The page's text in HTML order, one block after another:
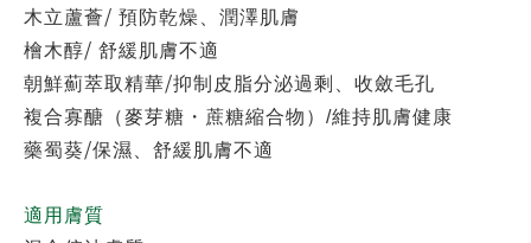
木立蘆薈/ 預防乾燥、潤澤肌膚
檜木醇/ 舒緩肌膚不適
朝鮮薊萃取精華/抑制皮脂分泌過剩、收斂毛孔
複合寡醣（麥芽糖・蔗糖縮合物） /維持肌膚健康
藥蜀葵/保濕、舒緩肌膚不適
適用膚質